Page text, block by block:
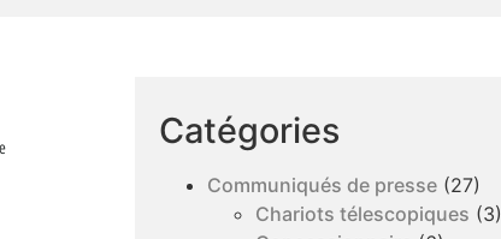
Catégories
Communiqués de presse (27)
Chariots télescopiques (3)